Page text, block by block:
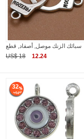
سبائك الزنك موصل, أصفاد, قطع
US$ 18
12.24
32